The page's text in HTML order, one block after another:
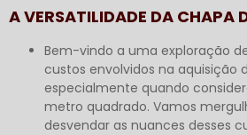
A VERSATILIDADE DA CHAPA
Bem-vindo a uma exploração
custos envolvidos na aquisição
especialmente quando
metro quadrado. Vamos
desvendar as nuances desses